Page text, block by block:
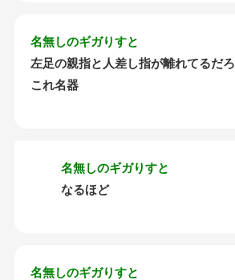
名無しのギガりすと
左足の親指と人差し指が離れてるだろ
これ名器
名無しのギガりすと
なるほど
名無しのギガりすと